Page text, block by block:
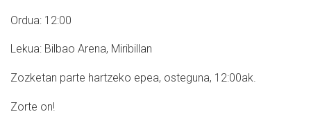
Ordua: 12:00
Lekua: Bilbao Arena, Miribillan
Zozketan parte hartzeko epea, osteguna, 12:00ak.
Zorte on!